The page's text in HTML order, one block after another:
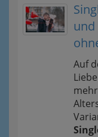
und
Auf